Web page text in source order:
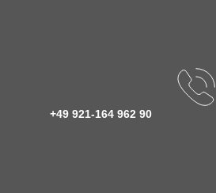
+49 921-164 962 90